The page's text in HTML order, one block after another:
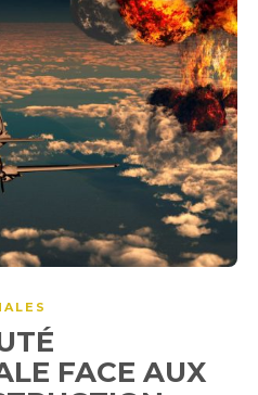
FACE AUX